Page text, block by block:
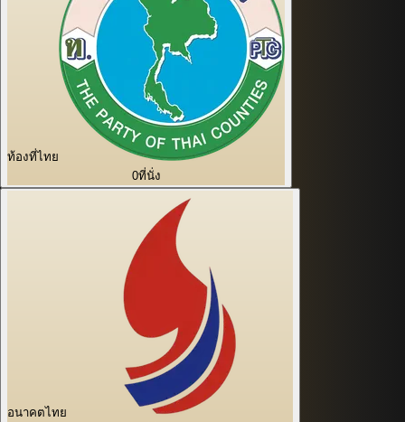
ท้องที่ไทย
0ที่นั่ง
อนาคตไทย